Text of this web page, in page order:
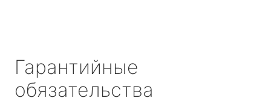
Гарантийные
обязательства